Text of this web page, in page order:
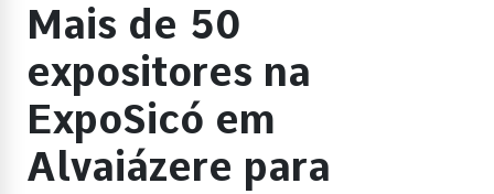
Mais de 50
expositores na
ExpoSicó em
Alvaiázere para